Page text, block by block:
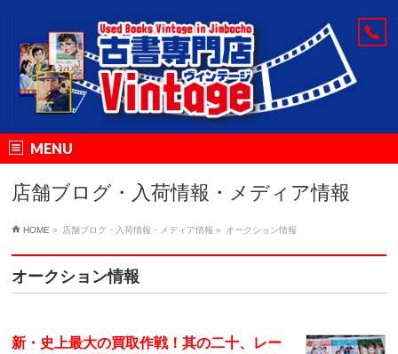
MENU
店舗ブログ・入荷情報・メディア情報
HOME » 店舗ブログ・入荷情報・メディア情報 » オークション情報
オークション情報
新・史上最大の買取作戦！其の二十、レー